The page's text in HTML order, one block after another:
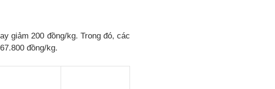
giảm 200 đồng/kg. Trong đó, các
đồng/kg.